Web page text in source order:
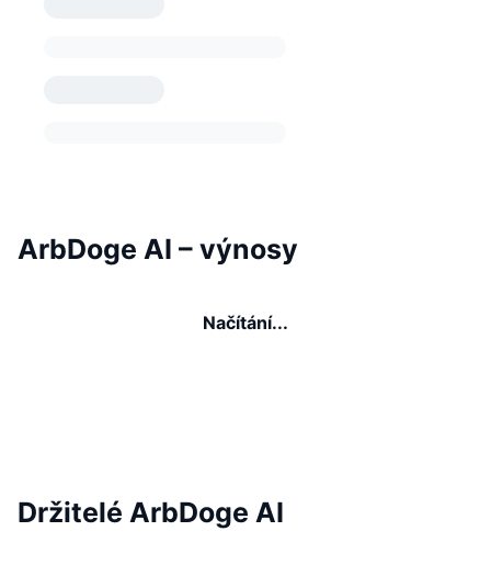
ArbDoge AI – výnosy
Načítání...
Držitelé ArbDoge AI